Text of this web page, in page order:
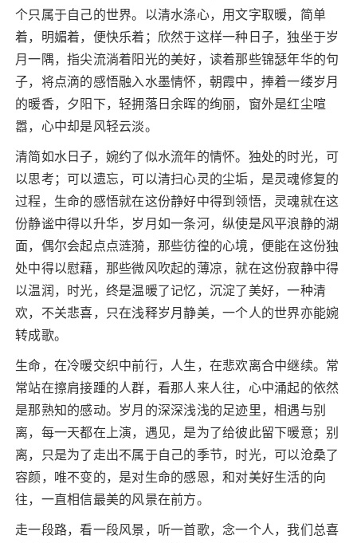
个只属于自己的世界。以清水涤心，用文字取暖，简单
着，明媚着，便快乐着；欣然于这样一种日子，独坐于岁
月一隅，指尖流淌着阳光的美好，读着那些锦瑟年华的句
子，将点滴的感悟融入水墨情怀，朝霞中，捧着一缕岁月
的暖香，夕阳下，轻拥落日余晖的绚丽，窗外是红尘喧
嚣，心中却是风轻云淡。
清简如水日子，婉约了似水流年的情怀。独处的时光，可
以思考；可以遗忘，可以清扫心灵的尘垢，是灵魂修复的
过程，生命的感悟就在这份静好中得到领悟，灵魂就在这
份静谧中得以升华，岁月如一条河，纵使是风平浪静的湖
面，偶尔会起点点涟漪，那些彷徨的心境，便能在这份独
处中得以慰藉，那些微风吹起的薄凉，就在这份寂静中得
以温润，时光，终是温暖了记忆，沉淀了美好，一种清
欢，不关悲喜，只在浅释岁月静美，一个人的世界亦能婉
转成歌。
生命，在冷暖交织中前行，人生，在悲欢离合中继续。常
常站在擦肩接踵的人群，看那人来人往，心中涌起的依然
是那熟知的感动。岁月的深深浅浅的足迹里，相遇与别
离，每一天都在上演，遇见，是为了给彼此留下暖意；别
离，只是为了走出不属于自己的季节，时光，可以沧桑了
容颜，唯不变的，是对生命的感恩，和对美好生活的向
往，一直相信最美的风景在前方。
走一段路，看一段风景，听一首歌，念一个人，我们总喜